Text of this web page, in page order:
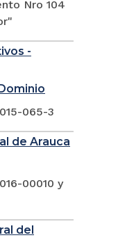
Nro 104
-
065-3
de Arauca
00010 y
del